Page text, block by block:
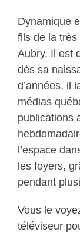
Dynamique
fils de la
Aubry. Il est
dès sa
d’années, il
médias
publications
l’espace
les foyers,
pendant
Vous le
téléviseur